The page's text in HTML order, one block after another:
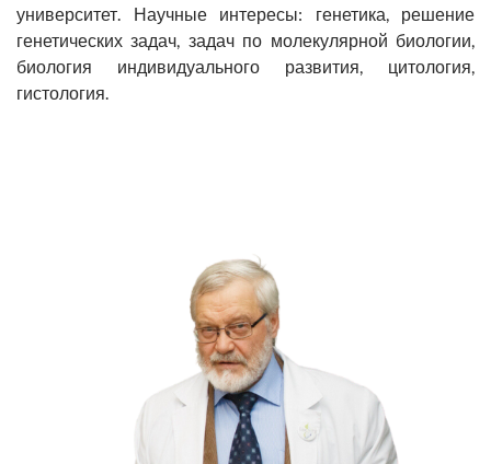
университет. Научные интересы: генетика, решение
генетических задач, задач по молекулярной биологии,
биология индивидуального развития, цитология,
гистология.